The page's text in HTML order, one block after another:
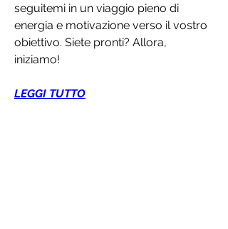
seguitemi in un viaggio pieno di
energia e motivazione verso il vostro
obiettivo. Siete pronti? Allora,
iniziamo!
LEGGI TUTTO